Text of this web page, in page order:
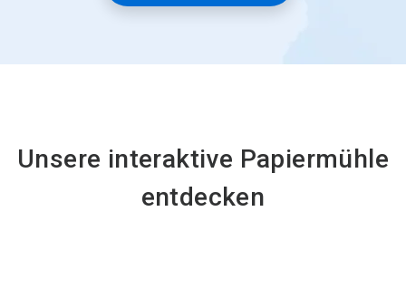
Unsere interaktive Papiermühle
entdecken